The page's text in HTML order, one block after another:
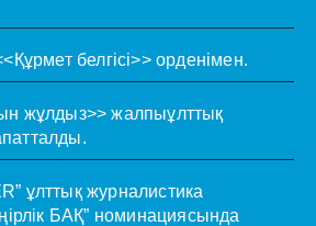
белгісі>> орденімен.
жұлдыз>> жалпыұлттық
ұлттық журналистика
БАҚ” номинациясында